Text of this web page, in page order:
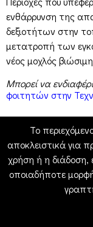
ενθάρρυνση της
δεξιοτήτων στην
μετατροπή των
νέος μοχλός
Μπορεί να
φοιτητών στην
Το
αποκλειστικά για
χρήση ή η διάδοση,
οποιαδήποτε